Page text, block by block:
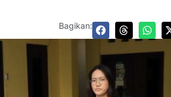
Bagikan: